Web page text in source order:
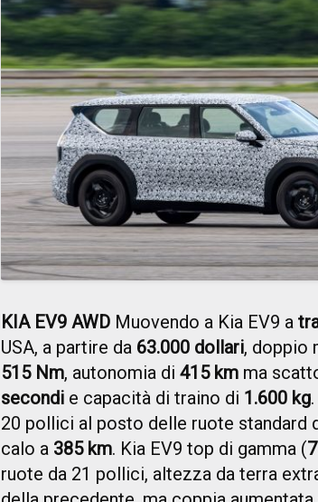
KIA EV9 AWD Muovendo a Kia EV9 a
USA, a partire da 63.000 dollari, doppio
515 Nm, autonomia di 415 km ma
secondi e capacità di traino di 1.600 kg
20 pollici al posto delle ruote standard
calo a 385 km. Kia EV9 top di gamma (
ruote da 21 pollici, altezza da terra